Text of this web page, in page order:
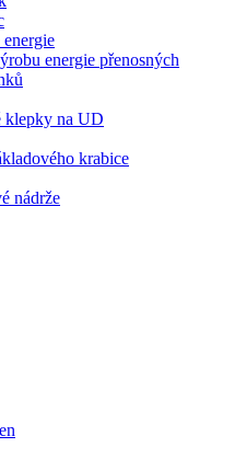
energie přenosných
klepky na UD
krabice
nádrže